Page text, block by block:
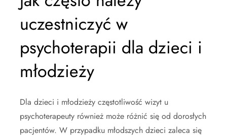
uczestniczyć w
psychoterapii dla dzieci i
młodzieży
Dla dzieci i młodzieży częstotliwość wizyt u
psychoterapeuty również może różnić się od dorosłych
pacjentów. W przypadku młodszych dzieci zaleca się